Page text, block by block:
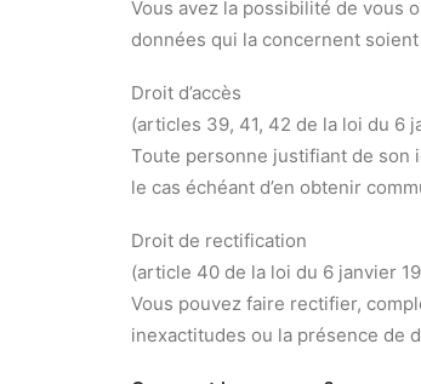
Vous avez la possibilité de vous
données qui la concernent
Droit d’accès
(articles 39, 41, 42 de la loi du 6
Toute personne justifiant de son
le cas échéant d’en obtenir
Droit de rectification
(article 40 de la loi du 6 janvier
Vous pouvez faire rectifier,
inexactitudes ou la présence de